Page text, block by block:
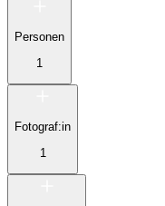
Personen
1
Fotograf:in
1